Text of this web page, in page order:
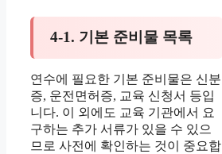
4-1. 기본 준비물 목록
연수에 필요한 기본 준비물은 신분
증, 운전면허증, 교육 신청서 등입
니다. 이 외에도 교육 기관에서 요
구하는 추가 서류가 있을 수 있으
므로 사전에 확인하는 것이 중요합